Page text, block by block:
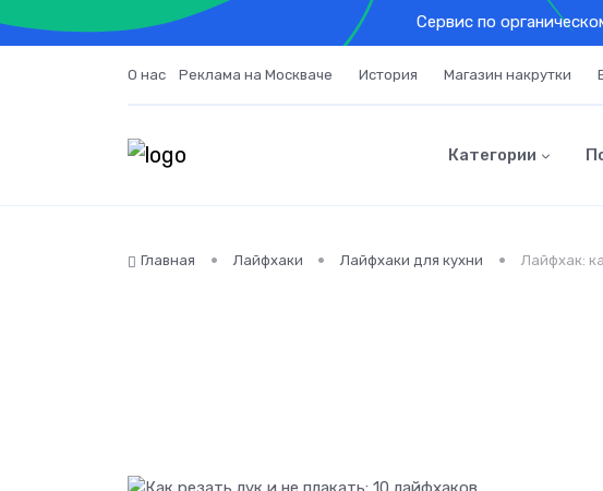
Cервис по
О нас Реклама на Москваче История Магазин накрутки
Категории
Главная Лайфхаки Лайфхаки для кухни Лайфхак: